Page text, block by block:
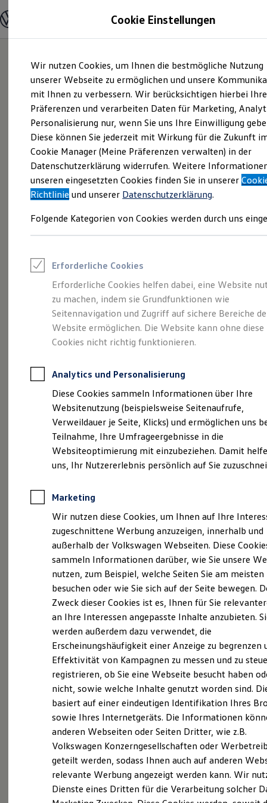
Hauptinhalt
springen
Footer
springen
Modelle und Konfigurator
Modelle vergleichen
Elektroautos
ENERGY Sondermodelle
Nutzfahrzeuge
SUV und CUV
Familienautos
Kombis
Kompaktwagen
Sportwagen
Schnell verfügbare Fahrzeuge
Angebote und Produkte
Aktuelle Angebote
E-Auto-Förderung
Volkswagen Marktplatz
Junge Gebrauchtwagen und Gebrauchtwagen
Saisonangebote
Leasing
Leasing-Angebote
Gebrauchtwagen Leasing
Junge Gebrauchtwagen-Leasing
Elektroauto Leasing
Kleinwagen-Leasing
Leasing ohne Anzahlung
Autokredit mit Schlussrate
Versicherungen und Garantien
Kfz-Versicherung
Restschuldversicherungen
Garantien
Wartungsverträge
Geschäftskunden
Professional Class bei Volkswagen
Großkunden
Behörden
Anpfiff zum Gewinn
Elektroautos
ID. Tutorials
Elektrofahrzeugkonzepte
Reichweite
Reichweite der ID. Modelle
Reichweite im Winter
Laden
Laden unterwegs
Laden Zuhause
Ladezeitensimulator
Batterie
Sicherheit
Garantie und Lebensdauer
Nachhaltigkeit
Technologie
Kosten und Kauf
Verbrauchskosten
Kaufoptionen
E-Auto-Förderung
Software und Konnektivität
Die ID. Software 6
ID. Software Versionen und Updates
Digitale Extras
Schnittstellen zu Ihrem ID.
Mobilität, so
individuell wie Sie
(Impressum & Rechtliches)
Profitieren Sie von starken
Vorteilen
Jederzeit mit den Fahrzeugen für Menschen mit
eingeschränkter Mobilität unabhängig und mobil
sein – ganz so, wie Sie es sich wünschen. Mit
Fahrhilfen und Assistenzsystemen von
Volkswagenstimmen Sie Ihr Wunschfahrzeug
genau auf Ihre Bedürfnisse ab. Entscheiden Sie
sich für Fahrhilfen vonVolkswagenund
Cookie Einstellungen
Wir nutzen Cookies, um Ihnen die bestmögliche Nutzung
unserer Webseite zu ermöglichen und unsere
mit Ihnen zu verbessern. Wir berücksichtigen hierbei Ihre
Präferenzen und verarbeiten Daten für Marketing,
Personalisierung nur, wenn Sie uns Ihre Einwilligung
Diese können Sie jederzeit mit Wirkung für die Zukunft
Cookie Manager (Meine Präferenzen verwalten) in der
Datenschutzerklärung widerrufen. Weitere
unseren eingesetzten Cookies finden Sie in unserer
Richtlinie und unserer Datenschutzerklärung.
Folgende Kategorien von Cookies werden durch uns
Erforderliche Cookies
Erforderliche Cookies helfen dabei, eine Website
zu machen, indem sie Grundfunktionen wie
Seitennavigation und Zugriff auf sichere Bereiche
Website ermöglichen. Die Website kann ohne diese
Cookies nicht richtig funktionieren.
Analytics und Personalisierung
Diese Cookies sammeln Informationen über Ihre
Websitenutzung (beispielsweise Seitenaufrufe,
Verweildauer je Seite, Klicks) und ermöglichen uns
Teilnahme, Ihre Umfrageergebnisse in die
Websiteoptimierung mit einzubeziehen. Damit
uns, Ihr Nutzererlebnis persönlich auf Sie
Marketing
Wir nutzen diese Cookies, um Ihnen auf Ihre
zugeschnittene Werbung anzuzeigen, innerhalb und
außerhalb der Volkswagen Webseiten. Diese
sammeln Informationen darüber, wie Sie unsere
nutzen, zum Beispiel, welche Seiten Sie am meisten
besuchen oder wie Sie sich auf der Seite bewegen.
Zweck dieser Cookies ist es, Ihnen für Sie
an Ihre Interessen angepasste Inhalte anzubieten.
werden außerdem dazu verwendet, die
Erscheinungshäufigkeit einer Anzeige zu begrenzen
Effektivität von Kampagnen zu messen und zu
registrieren, ob Sie eine Webseite besucht haben
nicht, sowie welche Inhalte genutzt worden sind.
basiert auf einer eindeutigen Identifikation Ihres
sowie Ihres Internetgeräts. Die Informationen
anderen Webseiten oder Seiten Dritter, wie z.B.
Volkswagen Konzerngesellschaften oder
geteilt werden, sodass Ihnen auch auf anderen
relevante Werbung angezeigt werden kann. Wir
Dienste eines Dritten für die Verarbeitung solcher